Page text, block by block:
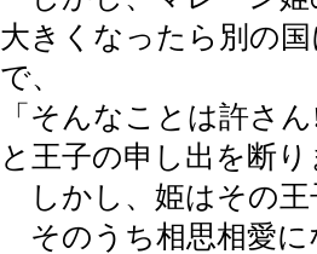
大きくなったら別の
で、
「そんなことは許さ
と王子の申し出を断
しかし、姫はその王
そのうち相思相愛に